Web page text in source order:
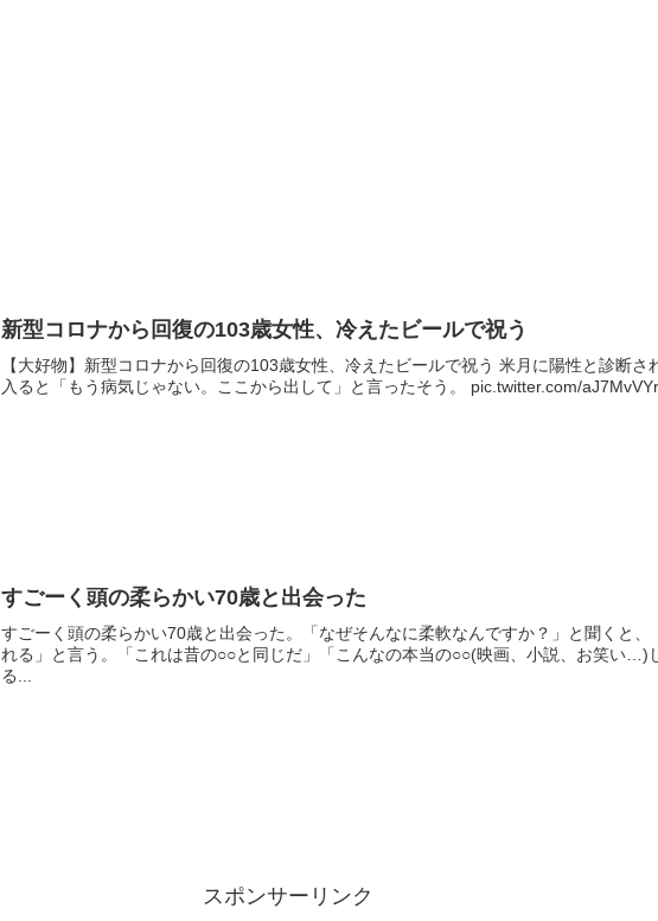
新型コロナから回復の103歳女性、冷えたビールで祝う
【大好物】新型コロナから回復の103歳女性、冷えたビールで祝う 米月に陽性と診断
入ると「もう病気じゃない。ここから出して」と言ったそう。 pic.twitter.com/
すごーく頭の柔らかい70歳と出会った
すごーく頭の柔らかい70歳と出会った。「なぜそんなに柔軟なんですか？」と聞くと
れる」と言う。「これは昔の○○と同じだ」「こんなの本当の○○(映画、小説、お笑い…)
る...
スポンサーリンク